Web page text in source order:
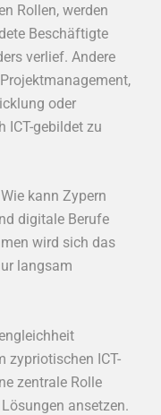
Rollen, werden
Beschäftigte
verlief. Andere
oder
ICT-gebildet zu
kann Zypern
digitale Berufe
wird sich das
langsam
zypriotischen ICT-
zentrale Rolle
ansetzen.